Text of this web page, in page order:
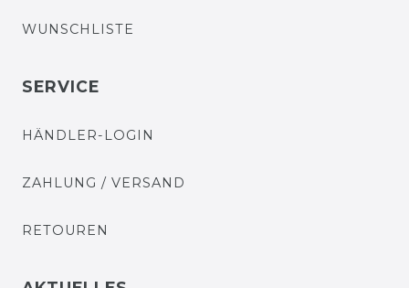
WUNSCHLISTE
SERVICE
HÄNDLER-LOGIN
ZAHLUNG / VERSAND
RETOUREN